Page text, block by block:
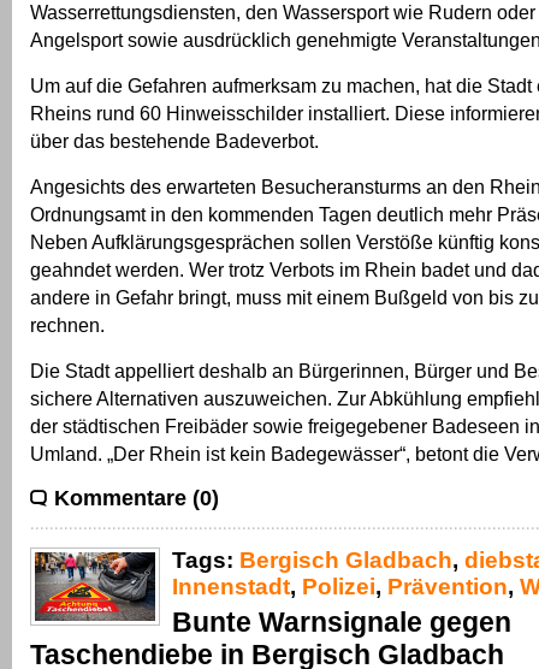
Wasserrettungsdiensten, den Wassersport wie Rudern
Angelsport sowie ausdrücklich genehmigte
Um auf die Gefahren aufmerksam zu machen, hat die Stadt
Rheins rund 60 Hinweisschilder installiert. Diese
über das bestehende Badeverbot.
Angesichts des erwarteten Besucheransturms an den
Ordnungsamt in den kommenden Tagen deutlich mehr
Neben Aufklärungsgesprächen sollen Verstöße künftig
geahndet werden. Wer trotz Verbots im Rhein badet und
andere in Gefahr bringt, muss mit einem Bußgeld von bis
rechnen.
Die Stadt appelliert deshalb an Bürgerinnen, Bürger und
sichere Alternativen auszuweichen. Zur Abkühlung
der städtischen Freibäder sowie freigegebener Badeseen
Umland. „Der Rhein ist kein Badegewässer“, betont die
Kommentare (0)
Tags: Bergisch Gladbach,
Innenstadt, Polizei, Prävention,
Bunte Warnsignale gegen
Taschendiebe in Bergisch Gladbach